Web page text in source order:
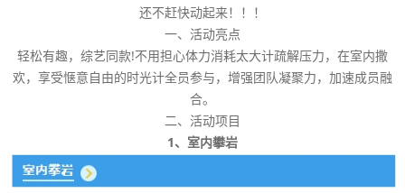
还不赶快动起来！！！
一、活动亮点
轻松有趣，综艺同款!不用担心体力消耗太大计疏解压力，在室内撒
欢，享受惬意自由的时光计全员参与，增强团队凝聚力，加速成员融
合。
二、活动项目
1、室内攀岩